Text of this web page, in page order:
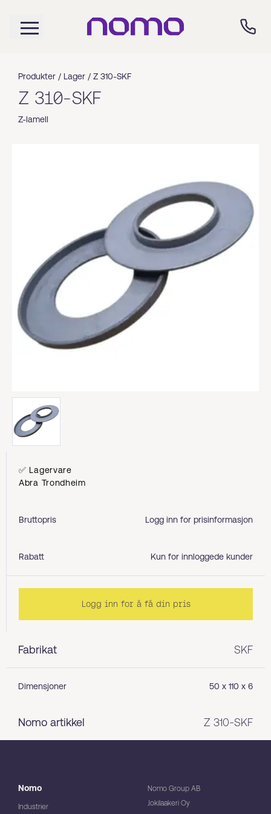
Produkter / Lager / Z 310-SKF
Z 310-SKF
Z-lamell
Fabrikat SKF
Dimensjoner 50 x 110 x 6
Nomo artikkel Z 310-SKF
✅ Lagervare
Abra Trondheim
Bruttopris Logg inn for prisinformasjon
Rabatt Kun for innloggede kunder
Logg inn for å få din pris
Nomo
Industrier
Nomo Group AB
Jokilaakeri Oy